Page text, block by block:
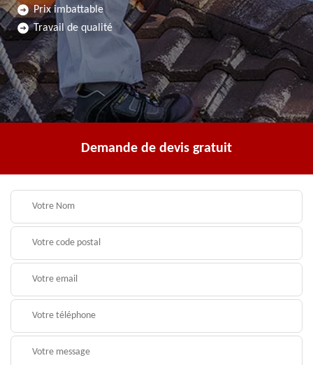
Prix imbattable
Travail de qualité
Demande de devis gratuit